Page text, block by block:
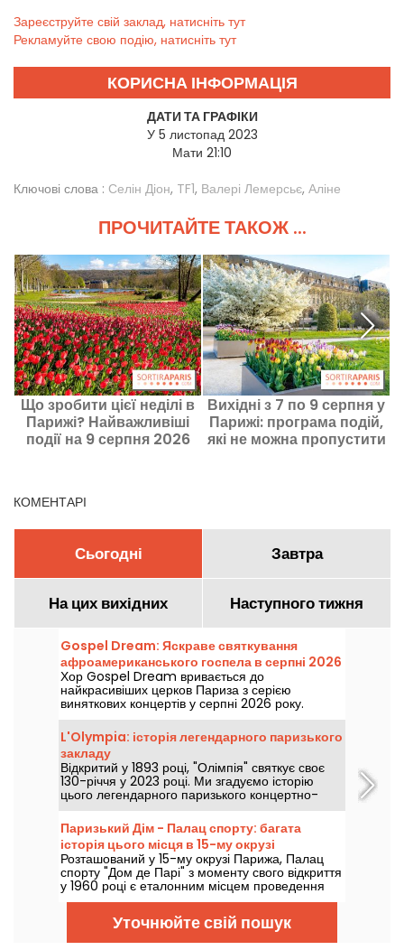
Зареєструйте свій заклад, натисніть тут
Рекламуйте свою подію, натисніть тут
КОРИСНА ІНФОРМАЦІЯ
ДАТИ ТА ГРАФІКИ
У 5 листопад 2023
Мати 21:10
Ключові слова : Селін Діон, TF1, Валері Лемерсьє, Аліне
ПРОЧИТАЙТЕ ТАКОЖ ...
Що зробити цієї неділі в
Парижі? Найважливіші
події на 9 серпня 2026
Вихідні з 7 по 9 серпня у
Парижі: програма подій,
які не можна пропустити
КОМЕНТАРІ
Сьогодні Завтра
На цих вихідних Наступного тижня
Gospel Dream: Яскраве святкування
афроамериканського госпела в серпні 2026
року у Парижі.
Хор Gospel Dream вривається до
найкрасивіших церков Париза з серією
виняткових концертів у серпні 2026 року.
Унікальний музичний досвід, який святкує
надію, єдність та стійкість крізь автентичні співи
Афроамериканської церкви.
L'Olympia: історія легендарного паризького
закладу
Відкритий у 1893 році, "Олімпія" святкує своє
130-річчя у 2023 році. Ми згадуємо історію
цього легендарного паризького концертно-
розважального майданчика, який бачив таких
зірок, як Едіт Піаф, Жак Брель, Барбара та
Джонні Халлідей, а також Біллі Холідей, "Бітлз"
та "Роллінг Стоунз".
Паризький Дім - Палац спорту: багата
історія цього місця в 15-му окрузі
Розташований у 15-му окрузі Парижа, Палац
спорту "Дом де Парі" з моменту свого відкриття
у 1960 році є еталонним місцем проведення
концертів. Відкрийте для себе дивовижну і
багату історію цього місця, де виступали
Джонні Халлідей, Рей Чарльз, The Rolling
Stones і The Beatles!
Уточнюйте свій пошук